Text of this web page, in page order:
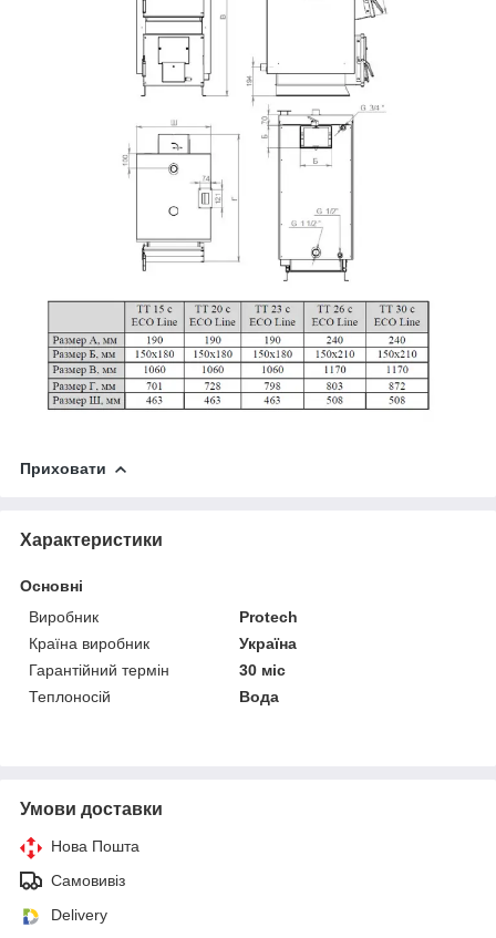
Приховати
Характеристики
Основні
Виробник
Protech
Країна виробник
Україна
Гарантійний термін
30 міс
Теплоносій
Вода
Умови доставки
Нова Пошта
Самовивіз
Delivery